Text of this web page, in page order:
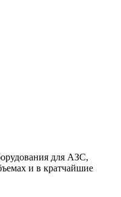
для АЗС,
и в кратчайшие